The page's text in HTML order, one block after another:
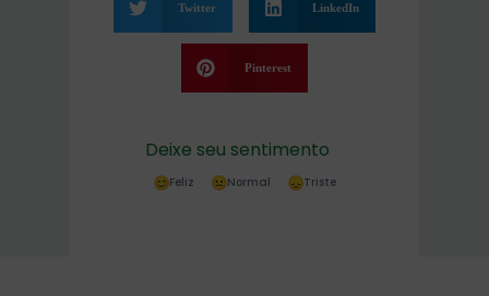
Twitter LinkedIn
Pinterest
Deixe seu sentimento
Feliz Normal Triste